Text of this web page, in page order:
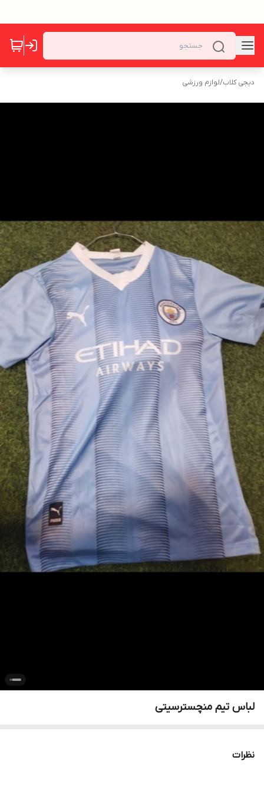
دیجی کلاب/لوازم ورزشی
لباس تیم منچسترسیتی
نظرات